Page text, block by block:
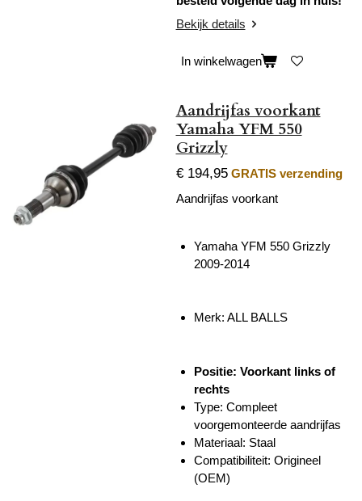
Bekijk details
In winkelwagen
Aandrijfas voorkant
Yamaha YFM 550
Grizzly
€ 194,95 GRATIS verzending
Aandrijfas voorkant
Yamaha YFM 550 Grizzly
2009-2014
Merk: ALL BALLS
Positie: Voorkant links of
rechts
Type: Compleet
voorgemonteerde aandrijfas
Materiaal: Staal
Compatibiliteit: Origineel
(OEM)